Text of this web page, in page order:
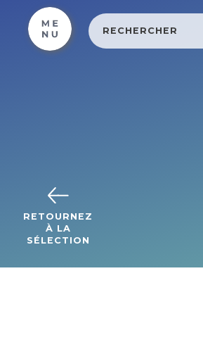
RETOURNEZ
À LA
SÉLECTION
Cookies management panel